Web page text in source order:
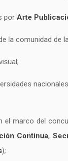
por Arte
la comunidad de
el marco del
Continua,
);